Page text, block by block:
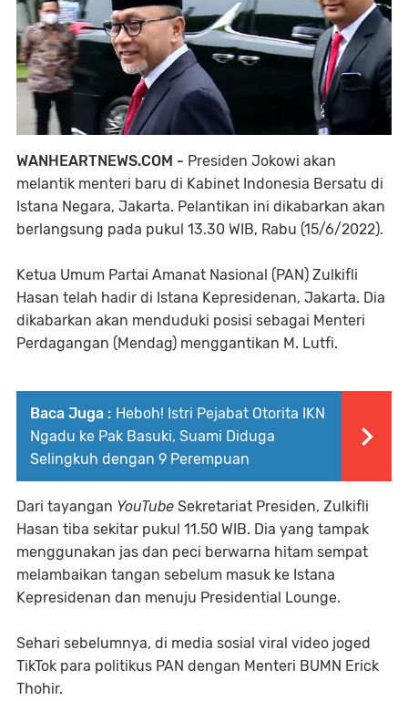
WANHEARTNEWS.COM - Presiden Jokowi akan
melantik menteri baru di Kabinet Indonesia Bersatu di
Istana Negara, Jakarta. Pelantikan ini dikabarkan akan
berlangsung pada pukul 13.30 WIB, Rabu (15/6/2022).
Ketua Umum Partai Amanat Nasional (PAN) Zulkifli
Hasan telah hadir di Istana Kepresidenan, Jakarta. Dia
dikabarkan akan menduduki posisi sebagai Menteri
Perdagangan (Mendag) menggantikan M. Lutfi.
Baca Juga : Heboh! Istri Pejabat Otorita IKN
Ngadu ke Pak Basuki, Suami Diduga
Selingkuh dengan 9 Perempuan
Dari tayangan YouTube Sekretariat Presiden, Zulkifli
Hasan tiba sekitar pukul 11.50 WIB. Dia yang tampak
menggunakan jas dan peci berwarna hitam sempat
melambaikan tangan sebelum masuk ke Istana
Kepresidenan dan menuju Presidential Lounge.
Sehari sebelumnya, di media sosial viral video joged
TikTok para politikus PAN dengan Menteri BUMN Erick
Thohir.